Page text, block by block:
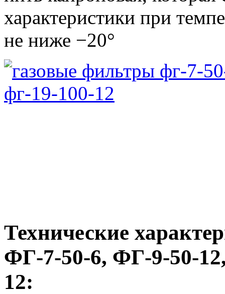
характеристики при
не ниже −20°
Технические
ФГ-7-50-6, ФГ-9-50-
12: